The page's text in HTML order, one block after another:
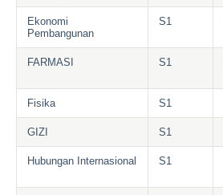
Ekonomi
Pembangunan
S1
FARMASI S1
Fisika S1
GIZI S1
Hubungan Internasional S1